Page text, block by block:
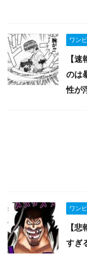
ワン
【
のは
性が
ワン
【
すぎ